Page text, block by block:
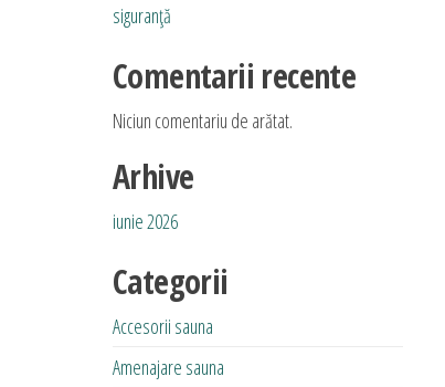
siguranță
Comentarii recente
Niciun comentariu de arătat.
Arhive
iunie 2026
Categorii
Accesorii sauna
Amenajare sauna